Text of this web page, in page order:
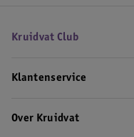
Kruidvat Club
Klantenservice
Over Kruidvat